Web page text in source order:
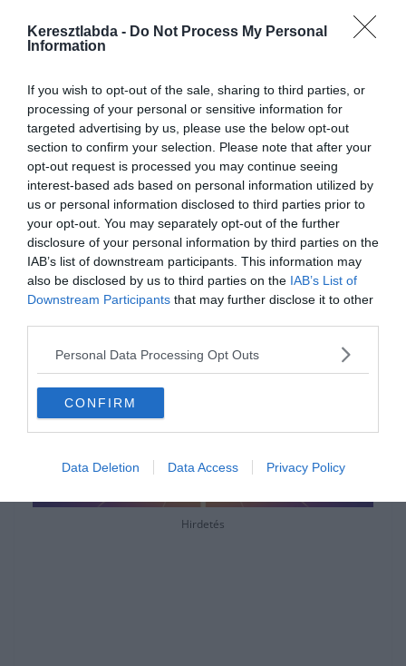
Keresztlabda - Do Not Process My Personal
Information
If you wish to opt-out of the sale, sharing to third parties, or
processing of your personal or sensitive information for
targeted advertising by us, please use the below opt-out
section to confirm your selection. Please note that after your
opt-out request is processed you may continue seeing
interest-based ads based on personal information utilized by
us or personal information disclosed to third parties prior to
your opt-out. You may separately opt-out of the further
disclosure of your personal information by third parties on the
IAB’s list of downstream participants. This information may
also be disclosed by us to third parties on the IAB’s List of
Downstream Participants that may further disclose it to other
Personal Data Processing Opt Outs
CONFIRM
Data Deletion Data Access Privacy Policy
! Nálunk
egy szuper társaság vár rád, és sosem
Amennyiben egyből jöhet a következő teszt,
kattints át atudáspróbaoldalunkra, ahol
rengeteg hasonló játékot találsz. Ha pedig
inkább egy lazítós, hátradőlős szünetre
vágysz a sok olvasás után, aKeresztlabda
YouTube csatornája is csak egy kattintásra
van tőled.
Hirdetés